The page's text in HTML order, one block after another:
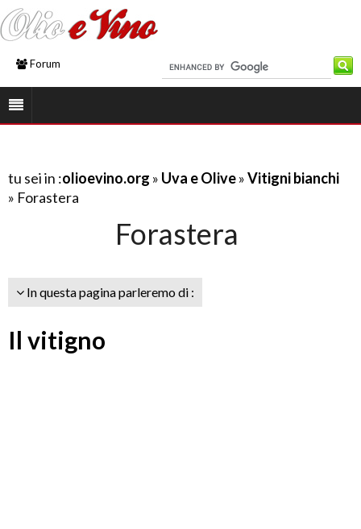
Forum
tu sei in :olioevino.org » Uva e Olive»Vitigni bianchi
» Forastera
Forastera
In questa pagina parleremo di :
Il vitigno